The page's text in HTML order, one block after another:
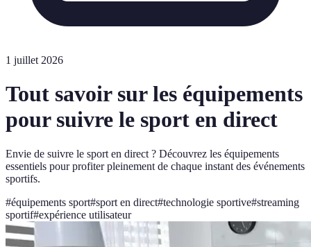
1 juillet 2026
Tout savoir sur les équipements
pour suivre le sport en direct
Envie de suivre le sport en direct ? Découvrez les équipements
essentiels pour profiter pleinement de chaque instant des événements
sportifs.
#équipements sport#sport en direct#technologie sportive#streaming
sportif#expérience utilisateur